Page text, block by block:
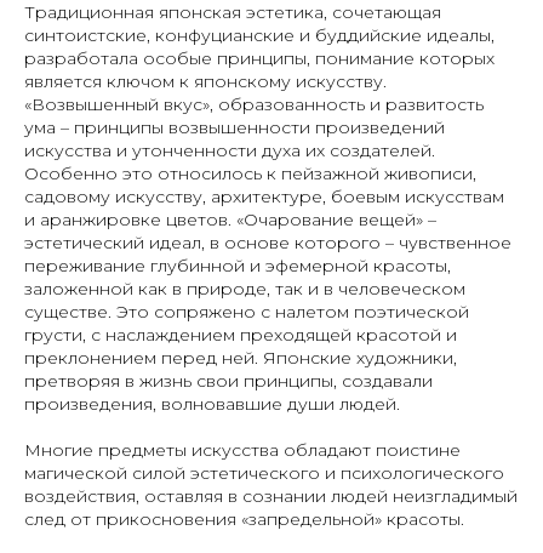
Традиционная японская эстетика, сочетающая
синтоистские, конфуцианские и буддийские идеалы,
разработала особые принципы, понимание которых
является ключом к японскому искусству.
«Возвышенный вкус», образованность и развитость
ума – принципы возвышенности произведений
искусства и утонченности духа их создателей.
Особенно это относилось к пейзажной живописи,
садовому искусству, архитектуре, боевым искусствам
и аранжировке цветов. «Очарование вещей» –
эстетический идеал, в основе которого – чувственное
переживание глубинной и эфемерной красоты,
заложенной как в природе, так и в человеческом
существе. Это сопряжено с налетом поэтической
грусти, с наслаждением преходящей красотой и
преклонением перед ней. Японские художники,
претворяя в жизнь свои принципы, создавали
произведения, волновавшие души людей.
Многие предметы искусства обладают поистине
магической силой эстетического и психологического
воздействия, оставляя в сознании людей неизгладимый
след от прикосновения «запредельной» красоты.